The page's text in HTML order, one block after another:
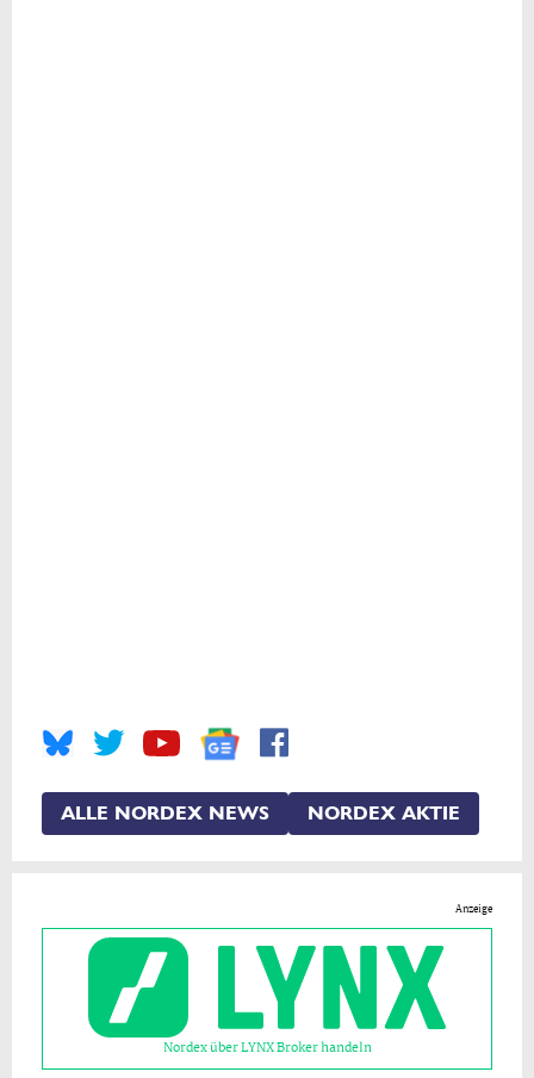
ALLE NORDEX NEWS NORDEX AKTIE
Anzeige
Nordex über LYNX Broker handeln